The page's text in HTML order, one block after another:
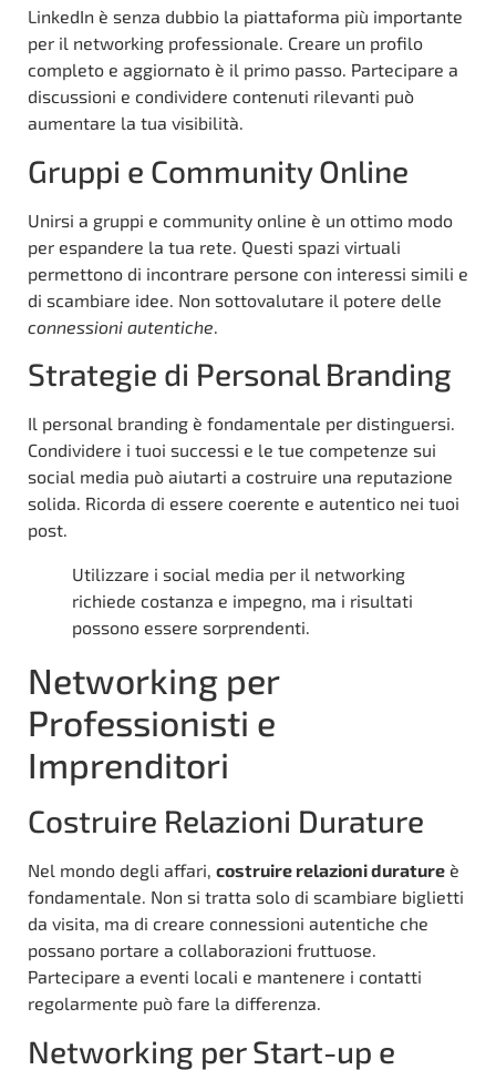
LinkedIn è senza dubbio la piattaforma più importante
per il networking professionale. Creare un profilo
completo e aggiornato è il primo passo. Partecipare a
discussioni e condividere contenuti rilevanti può
aumentare la tua visibilità.
Gruppi e Community Online
Unirsi a gruppi e community online è un ottimo modo
per espandere la tua rete. Questi spazi virtuali
permettono di incontrare persone con interessi simili e
di scambiare idee. Non sottovalutare il potere delle
connessioni autentiche.
Strategie di Personal Branding
Il personal branding è fondamentale per distinguersi.
Condividere i tuoi successi e le tue competenze sui
social media può aiutarti a costruire una reputazione
solida. Ricorda di essere coerente e autentico nei tuoi
post.
Utilizzare i social media per il networking
richiede costanza e impegno, ma i risultati
possono essere sorprendenti.
Networking per
Professionisti e
Imprenditori
Costruire Relazioni Durature
Nel mondo degli affari, costruire relazioni durature è
fondamentale. Non si tratta solo di scambiare biglietti
da visita, ma di creare connessioni autentiche che
possano portare a collaborazioni fruttuose.
Partecipare a eventi locali e mantenere i contatti
regolarmente può fare la differenza.
Networking per Start-up e